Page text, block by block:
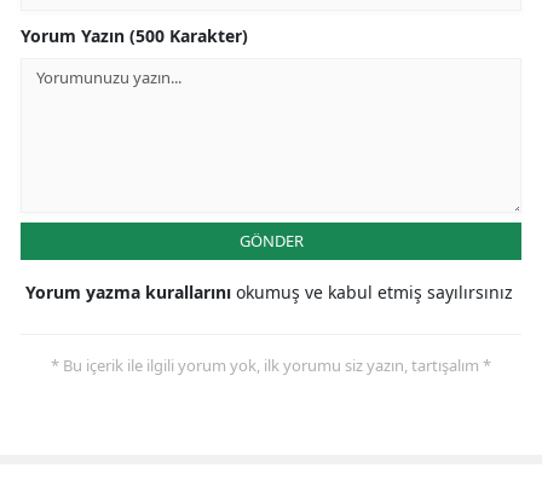
Yorum Yazın (500 Karakter)
GÖNDER
Yorum yazma kurallarını okumuş ve kabul etmiş sayılırsınız
* Bu içerik ile ilgili yorum yok, ilk yorumu siz yazın, tartışalım *